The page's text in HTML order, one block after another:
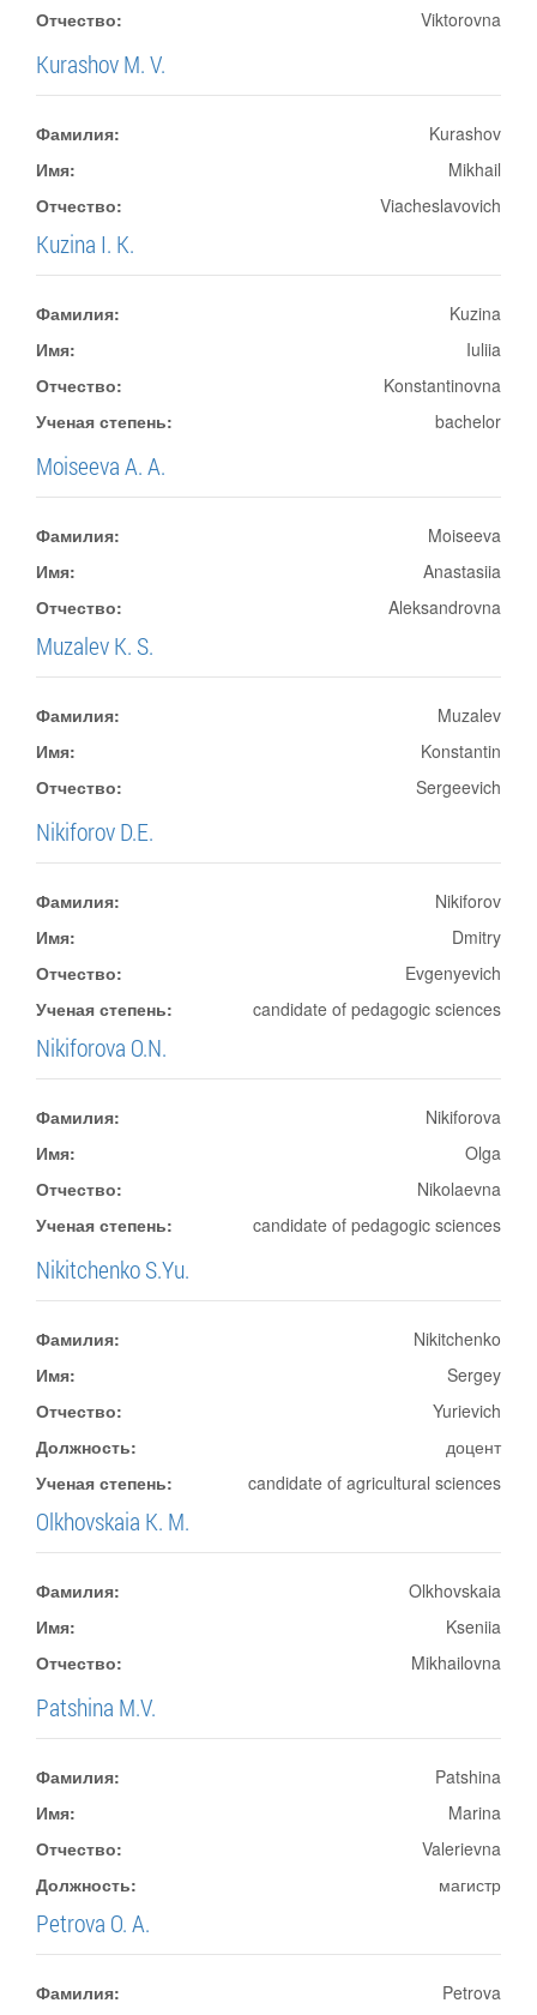
Отчество: Viktorovna
Kurashov M. V.
Фамилия:
Kurashov
Имя:
Mikhail
Отчество:
Viacheslavovich
Kuzina I. K.
Фамилия:
Kuzina
Имя:
Iuliia
Отчество:
Konstantinovna
Ученая степень:
bachelor
Moiseeva A. A.
Фамилия:
Moiseeva
Имя:
Anastasiia
Отчество:
Aleksandrovna
Muzalev K. S.
Фамилия:
Muzalev
Имя:
Konstantin
Отчество:
Sergeevich
Nikiforov D.E.
Фамилия:
Nikiforov
Имя:
Dmitry
Отчество:
Evgenyevich
Ученая степень:
candidate of pedagogic sciences
Nikiforova O.N.
Фамилия:
Nikiforova
Имя:
Olga
Отчество:
Nikolaevna
Ученая степень:
candidate of pedagogic sciences
Nikitchenko S.Yu.
Фамилия:
Nikitchenko
Имя:
Sergey
Отчество:
Yurievich
Должность:
доцент
Ученая степень:
candidate of agricultural sciences
Olkhovskaia K. M.
Фамилия:
Olkhovskaia
Имя:
Kseniia
Отчество:
Mikhailovna
Patshina M.V.
Фамилия:
Patshina
Имя:
Marina
Отчество:
Valerievna
Должность:
магистр
Petrova O. A.
Фамилия:
Petrova